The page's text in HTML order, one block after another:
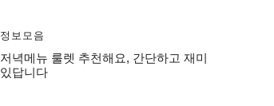
정보모음
저녁메뉴 룰렛 추천해요, 간단하고 재미
있답니다